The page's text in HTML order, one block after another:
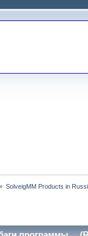
SolveigMM Products in